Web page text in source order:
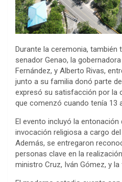
Durante la ceremonia, también
senador Genao, la
Fernández, y Alberto Rivas,
junto a su familia donó parte
expresó su satisfacción por la
que comenzó cuando tenía 13
El evento incluyó la entonación
invocación religiosa a cargo
Además, se entregaron
personas clave en la
ministro Cruz, Iván Gómez, y